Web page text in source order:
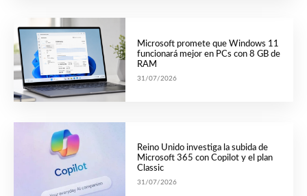
Microsoft promete que Windows 11
funcionará mejor en PCs con 8 GB de
RAM
31/07/2026
Reino Unido investiga la subida de
Microsoft 365 con Copilot y el plan
Classic
31/07/2026